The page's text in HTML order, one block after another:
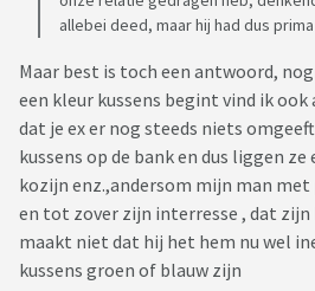
allebei deed, maar hij had dus
Maar best is toch een antwoord,
een kleur kussens begint vind ik
dat je ex er nog steeds niets
kussens op de bank en dus liggen
kozijn enz.,andersom mijn man
en tot zover zijn interresse , dat zijn
maakt niet dat hij het hem nu wel
kussens groen of blauw zijn